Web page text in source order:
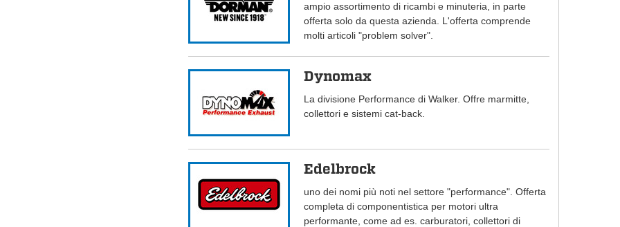
ampio assortimento di ricambi e minuteria, in parte
offerta solo da questa azienda. L'offerta comprende
molti articoli "problem solver".
Dynomax
La divisione Performance di Walker. Offre marmitte,
collettori e sistemi cat-back.
Edelbrock
uno dei nomi più noti nel settore "performance". Offerta
completa di componentistica per motori ultra
performante, come ad es. carburatori, collettori di